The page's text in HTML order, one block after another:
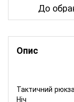
До
Опис
Тактичний
Ніч